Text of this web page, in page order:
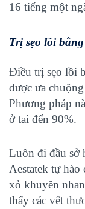
16 tiếng một
Trị sẹo lồi
Điều trị sẹo lồi
được ưa
Phương pháp
ở tai đến 90%.
Luôn đi đầu sở
Aestatek tự
xỏ khuyên
thấy các vết